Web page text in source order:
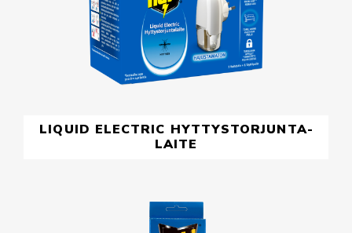
LIQUID ELECTRIC HYTTYSTORJUNTA­
LAITE